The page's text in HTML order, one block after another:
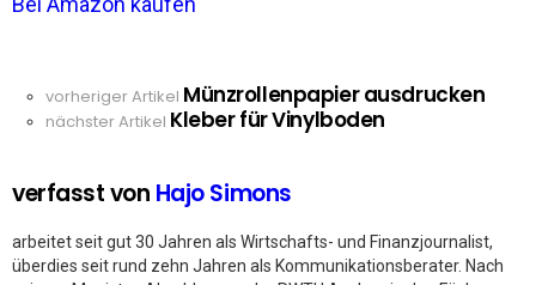
See
more
vorheriger Artikel Münzrollenpapier ausdrucken
nächster Artikel Kleber für Vinylboden
verfasst von Hajo Simons
arbeitet seit gut 30 Jahren als Wirtschafts- und Finanzjournalist,
überdies seit rund zehn Jahren als Kommunikationsberater. Nach